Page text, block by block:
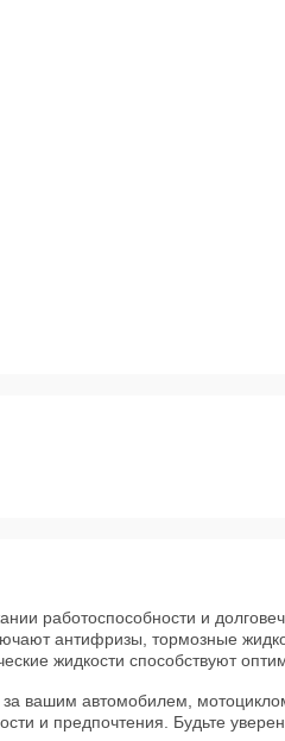
работоспособности и
антифризы, тормозные
жидкости способствуют
вашим автомобилем,
и предпочтения. Будьте